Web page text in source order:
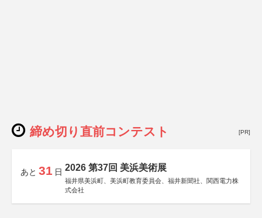
締め切り直前コンテスト [PR]
あと 31 日 2026 第37回 美浜美術展
福井県美浜町、美浜町教育委員会、福井新聞社、関西電力株
式会社